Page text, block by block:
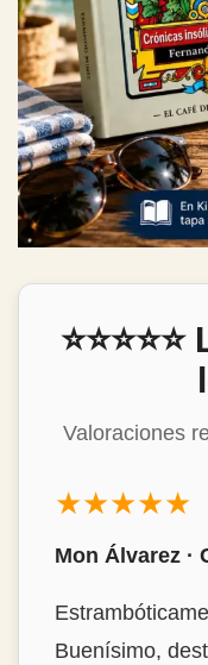
Valoraciones
★★★★★
Mon Álvarez ·
Buenísimo,